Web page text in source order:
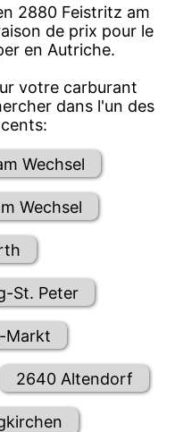
2880 Feistritz am
de prix pour le
en Autriche.
votre carburant
dans l'un des
Wechsel
Wechsel
St. Peter
Markt
2640 Altendorf